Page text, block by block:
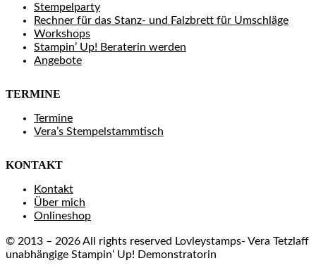
Stempelparty
Rechner für das Stanz- und Falzbrett für Umschläge
Workshops
Stampin’ Up! Beraterin werden
Angebote
TERMINE
Termine
Vera’s Stempelstammtisch
KONTAKT
Kontakt
Über mich
Onlineshop
© 2013 – 2026 All rights reserved Lovleystamps- Vera Tetzlaff
unabhängige Stampin‘ Up! Demonstratorin